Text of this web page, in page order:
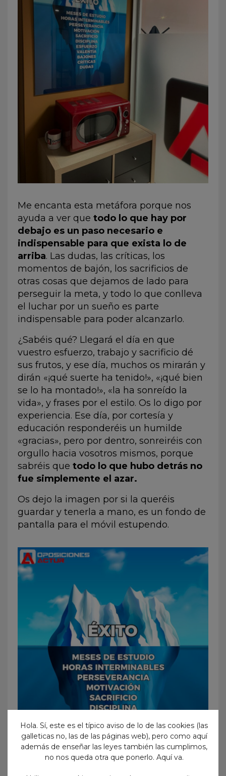
Me encanta esta metáfora porque nos
ayuda a ver que todo lo que hay por
debajo es un paso necesario e
indispensable para que exista lo de
arriba. Las dudas, las críticas, los
momentos de bajón, los sacrificios de
otras cosas que dejamos de lado para
perseguir la meta, y todo lo que conlleva
el luchar por un sueño es parte
indispensable para poder alcanzarlo.
¿Sabéis qué? Llegará el día en que
vuestro esfuerzo, trabajo y sacrificio dé
sus frutos, y ese día, muchos os mirarán y
dirán «¡qué suerte ha tenido!», «¡qué bien
se lo ha montado!», «la ha sonreído la
vida», y frases por el estilo. Os lo digo por
experiencia. Ese día, por cortesía y
educación responderéis un humilde
«gracias», pero por dentro, sonreiréis con
orgullo hacia vosotros mismos, porque
sabréis que todo lo que hubo detrás no
fue simplemente el azar.
Os dejo la imagen por si la queréis
guardar y tenerla a mano, es un fondo de
pantalla para el móvil estupendo.
Hola. Sí, este es el típico aviso de lo de las cookies (las
galleticas no, las de las páginas web), pero como aquí
además de enseñar las leyes también las cumplimos,
no nos queda otra que ponerlo. Aquí va.